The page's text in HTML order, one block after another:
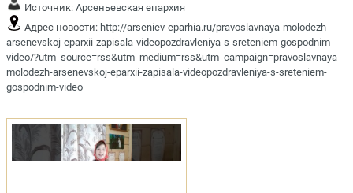
Источник: Арсеньевская епархия
Адрес новости: http://arseniev-eparhia.ru/pravoslavnaya-molodezh-
arsenevskoj-eparxii-zapisala-videopozdravleniya-s-sreteniem-gospodnim-
video/?utm_source=rss&utm_medium=rss&utm_campaign=pravoslavnaya-
molodezh-arsenevskoj-eparxii-zapisala-videopozdravleniya-s-sreteniem-
gospodnim-video